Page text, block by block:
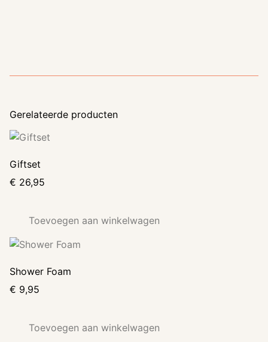
Gerelateerde producten
Giftset
€ 26,95
Toevoegen aan winkelwagen
Shower Foam
€ 9,95
Toevoegen aan winkelwagen